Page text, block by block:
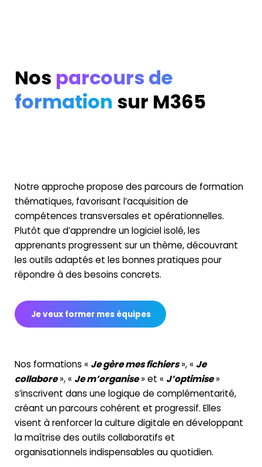
Nos parcours de
formation sur M365
Notre approche propose des parcours de formation
thématiques, favorisant l’acquisition de
compétences transversales et opérationnelles.
Plutôt que d’apprendre un logiciel isolé, les
apprenants progressent sur un thème, découvrant
les outils adaptés et les bonnes pratiques pour
répondre à des besoins concrets.
Je veux former mes équipes
Nos formations « Je gère mes fichiers», « Je
collabore», « Je m’organise» et « J’optimise»
s’inscrivent dans une logique de complémentarité,
créant un parcours cohérent et progressif. Elles
visent à renforcer la culture digitale en développant
la maîtrise des outils collaboratifs et
organisationnels indispensables au quotidien.